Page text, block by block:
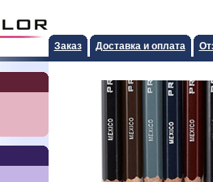
Заказ Доставка и оплата